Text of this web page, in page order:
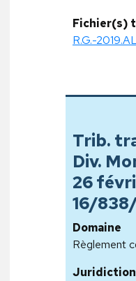
Fichier(s)
R.G.-
Trib.
Div.
26
16/
Domaine
Règlement
Juridiction